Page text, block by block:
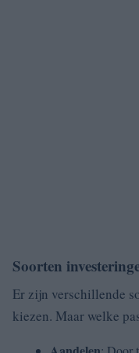
Soorten
Er zijn verschillende
kiezen. Maar welke